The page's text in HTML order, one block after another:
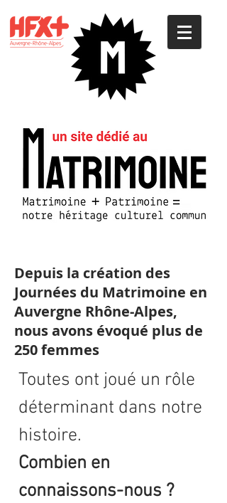
Depuis la création des
Journées du Matrimoine en
Auvergne Rhône-Alpes,
nous avons évoqué plus de
250 femmes
Toutes ont joué un rôle
déterminant dans notre
histoire.
Combien en
connaissons-nous ?